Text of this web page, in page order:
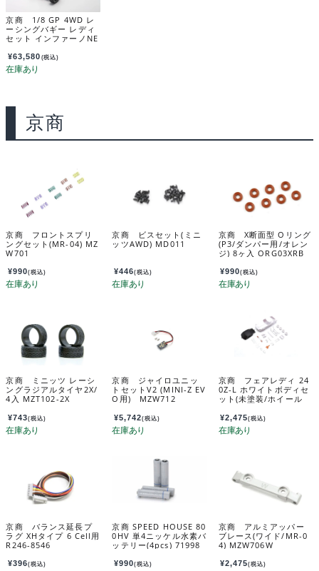
京商 1/8 GP 4WD レ
ーシングバギー レディ
セット インファーノNE
（レッド） 33012T5
¥63,580 (税込)
京商
京商 フロントスプリ
ングセット(MR-04) MZ
W701
¥990(税込)
京商 ビスセット(ミニ
ッツAWD) MD011
¥446(税込)
京商 X断面型 Oリング
(P3/ダンパー用/オレン
ジ) 8ヶ入 ORG03XRB
¥990(税込)
京商 ミニッツ レーシ
ングラジアルタイヤ2X/
4入 MZT102-2X
¥743(税込)
京商 ジャイロユニッ
トセットV2 (MINI-Z EV
O用) MZW712
¥5,742(税込)
京商 フェアレディ 24
0Z-L ホワイトボディセ
ット(未塗装/ホイール
¥2,475(税込)
京商 バランス延長プ
ラグ XHタイプ 6 Cell用
R246-8546
¥396(税込)
京商 SPEED HOUSE 80
0HV 単4ニッケル水素バ
ッテリー(4pcs) 71998
¥990(税込)
京商 アルミアッパー
ブレース(ワイド/MR-0
4) MZW706W
¥2,475(税込)